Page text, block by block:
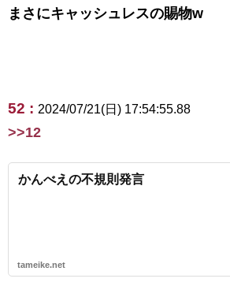
まさにキャッシュレスの賜物w
52 : 2024/07/21(日) 17:54:55.88
>>12
かんべえの不規則発言
tameike.net